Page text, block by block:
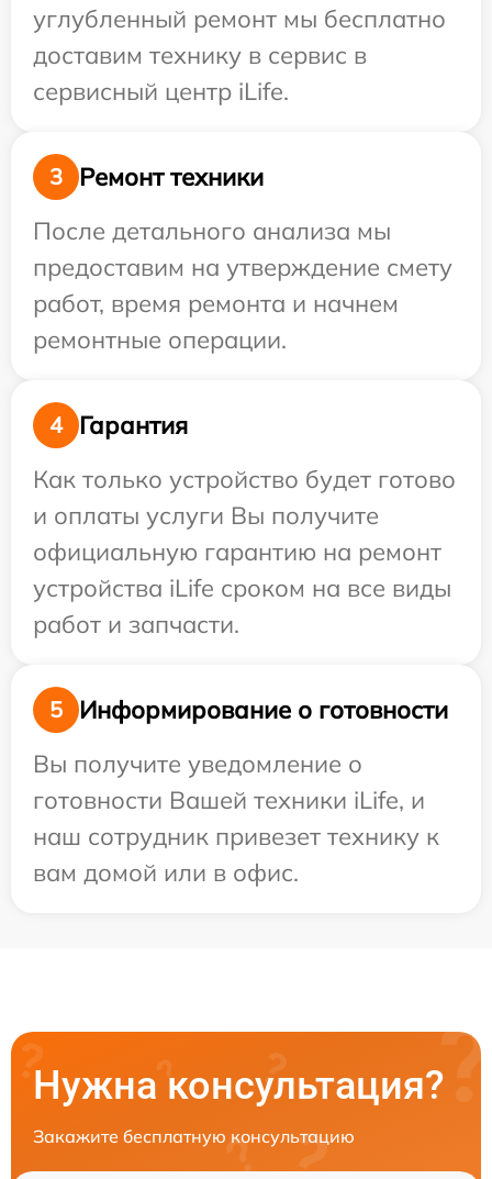
углубленный ремонт мы бесплатно
доставим технику в сервис в
сервисный центр iLife.
3
Ремонт техники
После детального анализа мы
предоставим на утверждение смету
работ, время ремонта и начнем
ремонтные операции.
4
Гарантия
Как только устройство будет готово
и оплаты услуги Вы получите
официальную гарантию на ремонт
устройства iLife сроком на все виды
работ и запчасти.
5
Информирование о готовности
Вы получите уведомление о
готовности Вашей техники iLife, и
наш сотрудник привезет технику к
вам домой или в офис.
Нужна консультация?
Закажите бесплатную консультацию